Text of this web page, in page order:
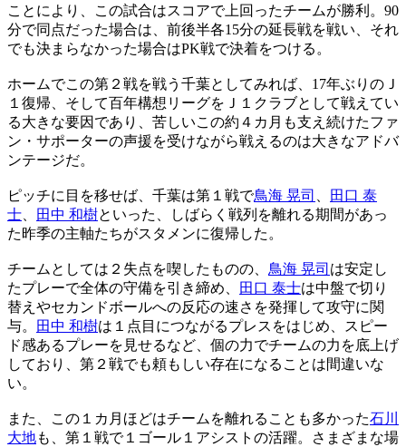
ことにより、この試合はスコアで上回ったチームが勝利。90
分で同点だった場合は、前後半各15分の延長戦を戦い、それ
でも決まらなかった場合はPK戦で決着をつける。
ホームでこの第２戦を戦う千葉としてみれば、17年ぶりのＪ
１復帰、そして百年構想リーグをＪ１クラブとして戦えてい
る大きな要因であり、苦しいこの約４カ月も支え続けたファ
ン・サポーターの声援を受けながら戦えるのは大きなアドバ
ンテージだ。
ピッチに目を移せば、千葉は第１戦で鳥海 晃司
田口 泰
士
田中 和樹といった、しばらく戦列を離れる期間があっ
た昨季の主軸たちがスタメンに復帰した。
チームとしては２失点を喫したものの、 鳥海 晃司 は安定し
たプレーで全体の守備を引き締め、
田口 泰士は中盤で切り
替えやセカンドボールへの反応の速さを発揮して攻守に関
与。
田中 和樹は１点目につながるプレスをはじめ、スピー
ド感あるプレーを見せるなど、個の力でチームの力を底上げ
しており、第２戦でも頼もしい存在になることは間違いな
い。
また、この１カ月ほどはチームを離れることも多かった石川
大地も、第１戦で１ゴール１アシストの活躍。さまざまな場